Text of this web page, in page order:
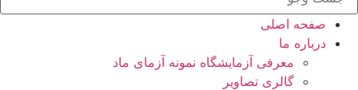
صفحه اصلی
درباره ما
معرفی آزمایشگاه نمونه آزمای ماد
گالری تصاویر